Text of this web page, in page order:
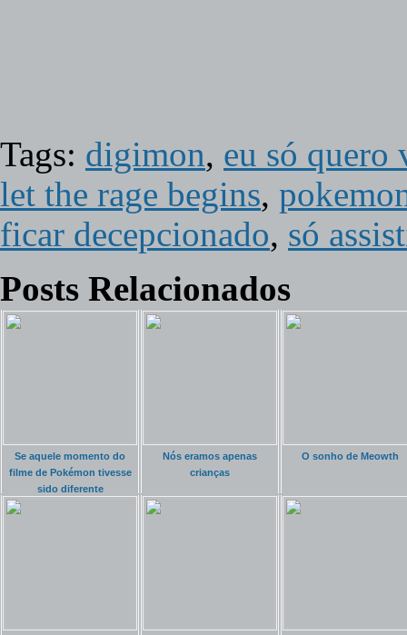
Tags: digimon, eu só quero
let the rage begins,
ficar decepcionado, só
Posts Relacionados
Se aquele momento do
filme de Pokémon tivesse
sido diferente
Nós eramos apenas
crianças
O sonho de Meowth